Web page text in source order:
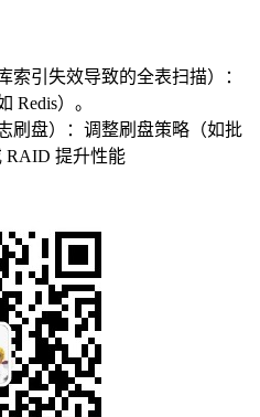
索引失效导致的全表扫描）：
Redis）。
刷盘）：调整刷盘策略（如批
RAID 提升性能